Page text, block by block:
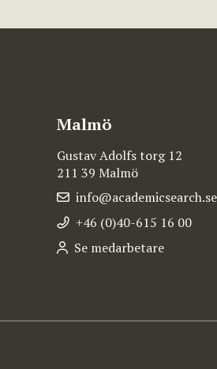
Malmö
Gustav Adolfs torg 12
211 39 Malmö
info@academicsearch.se
+46 (0)40-615 16 00
Se medarbetare